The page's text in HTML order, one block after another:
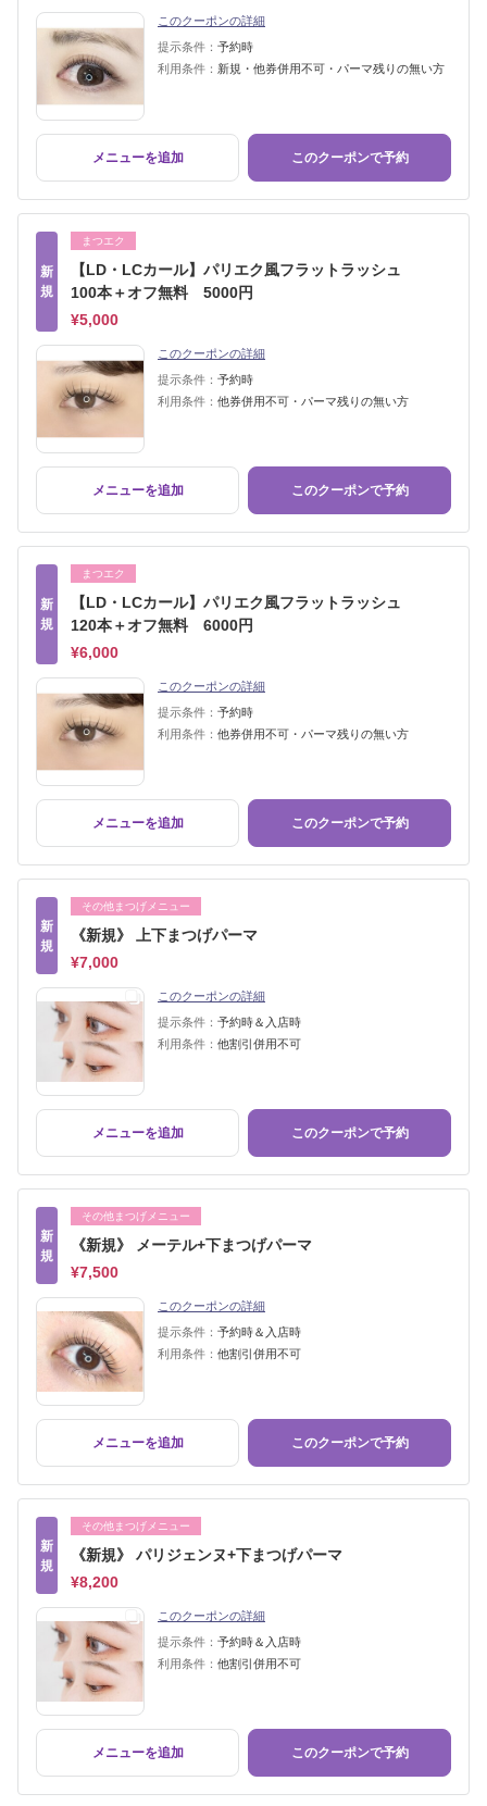
このクーポンの詳細
提示条件： 予約時
利用条件： 新規・他券併用不可・パーマ残りの無い方
メニューを追加 このクーポンで予約
新
規
まつエク
【LD・LCカール】パリエク風フラットラッシュ
100本＋オフ無料 5000円
¥5,000
このクーポンの詳細
提示条件： 予約時
利用条件： 他券併用不可・パーマ残りの無い方
メニューを追加 このクーポンで予約
新
規
まつエク
【LD・LCカール】パリエク風フラットラッシュ
120本＋オフ無料 6000円
¥6,000
このクーポンの詳細
提示条件： 予約時
利用条件： 他券併用不可・パーマ残りの無い方
メニューを追加 このクーポンで予約
新
規
その他まつげメニュー
《新規》 上下まつげパーマ
¥7,000
このクーポンの詳細
提示条件： 予約時＆入店時
利用条件： 他割引併用不可
メニューを追加 このクーポンで予約
新
規
その他まつげメニュー
《新規》 メーテル+下まつげパーマ
¥7,500
このクーポンの詳細
提示条件： 予約時＆入店時
利用条件： 他割引併用不可
メニューを追加 このクーポンで予約
新
規
その他まつげメニュー
《新規》 パリジェンヌ+下まつげパーマ
¥8,200
このクーポンの詳細
提示条件： 予約時＆入店時
利用条件： 他割引併用不可
メニューを追加 このクーポンで予約